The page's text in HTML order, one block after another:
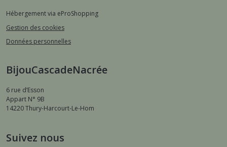
Hébergement via eProShopping
Gestion des cookies
Données personnelles
BijouCascadeNacrée
6 rue d’Esson
Appart N° 9B
14220Thury-Harcourt-Le-Hom
Suivez nous